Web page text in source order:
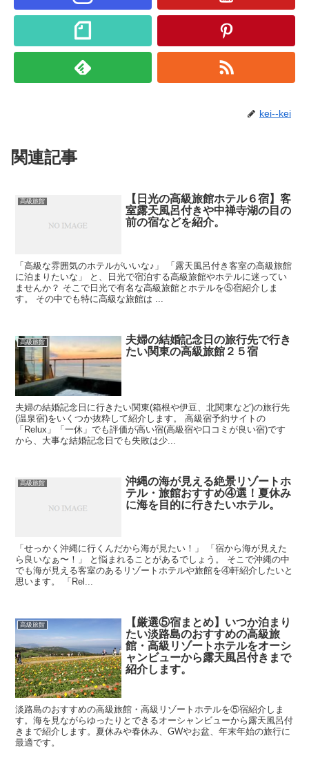
kei--kei
関連記事
高級旅館
【日光の高級旅館ホテル６宿】客
室露天風呂付きや中禅寺湖の目の
前の宿などを紹介。
「高級な雰囲気のホテルがいいな♪」 「露天風呂付き客室の高級旅館
に泊まりたいな」 と、日光で宿泊する高級旅館やホテルに迷ってい
ませんか？ そこで日光で有名な高級旅館とホテルを⑤宿紹介しま
す。 その中でも特に高級な旅館は ...
高級旅館
夫婦の結婚記念日の旅行先で行き
たい関東の高級旅館２５宿
夫婦の結婚記念日に行きたい関東(箱根や伊豆、北関東など)の旅行先
(温泉宿)をいくつか抜粋して紹介します。 高級宿予約サイトの
「Relux」「一休」でも評価が高い宿(高級宿や口コミが良い宿)です
から、大事な結婚記念日でも失敗は少...
高級旅館
沖縄の海が見える絶景リゾートホ
テル・旅館おすすめ④選！夏休み
に海を目的に行きたいホテル。
「せっかく沖縄に行くんだから海が見たい！」 「宿から海が見えた
ら良いなぁ〜！」 と悩まれることがあるでしょう。 そこで沖縄の中
でも海が見える客室のあるリゾートホテルや旅館を④軒紹介したいと
思います。 「Rel...
高級旅館
【厳選⑤宿まとめ】いつか泊まり
たい淡路島のおすすめの高級旅
館・高級リゾートホテルをオーシ
ャンビューから露天風呂付きまで
紹介します。
淡路島のおすすめの高級旅館・高級リゾートホテルを⑤宿紹介しま
す。海を見ながらゆったりとできるオーシャンビューから露天風呂付
きまで紹介します。夏休みや春休み、GWやお盆、年末年始の旅行に
最適です。